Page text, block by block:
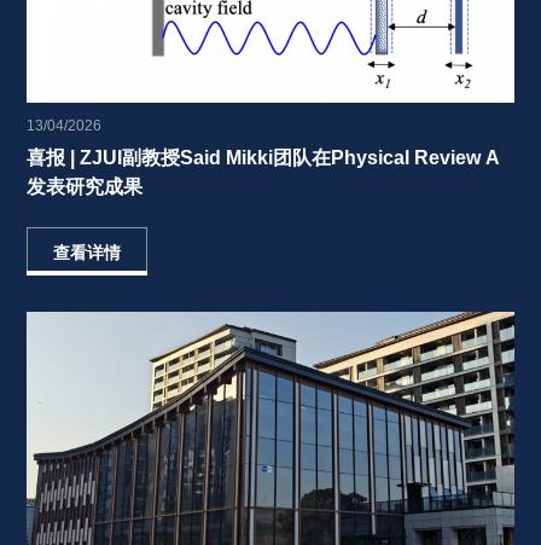
13/04/2026
喜报 | ZJUI副教授Said Mikki团队在Physical Review A
发表研究成果
查看详情